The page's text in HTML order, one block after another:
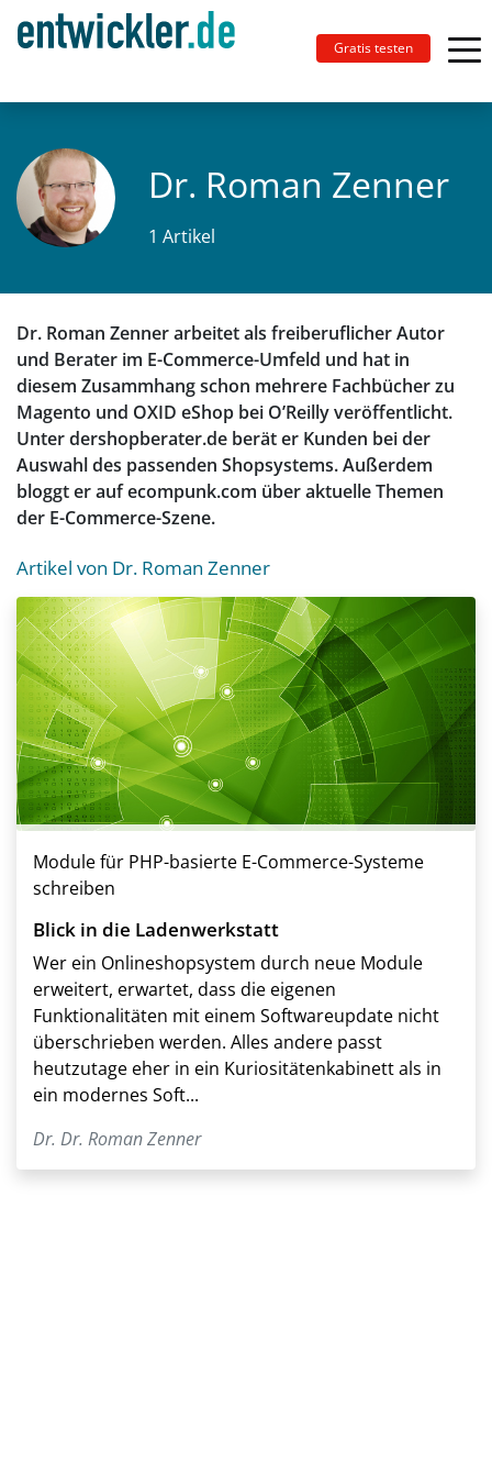
Gratis testen
Dr. Roman Zenner
1 Artikel
Dr. Roman Zenner arbeitet als freiberuflicher Autor
und Berater im E-Commerce-Umfeld und hat in
diesem Zusammhang schon mehrere Fachbücher zu
Magento und OXID eShop bei O’Reilly veröffentlicht.
Unter dershopberater.de berät er Kunden bei der
Auswahl des passenden Shopsystems. Außerdem
bloggt er auf ecompunk.com über aktuelle Themen
der E-Commerce-Szene.
Artikel von Dr. Roman Zenner
Module für PHP-basierte E-Commerce-Systeme
schreiben
Blick in die Ladenwerkstatt
Wer ein Onlineshopsystem durch neue Module
erweitert, erwartet, dass die eigenen
Funktionalitäten mit einem Softwareupdate nicht
überschrieben werden. Alles andere passt
heutzutage eher in ein Kuriositätenkabinett als in
ein modernes Soft...
Dr. Dr. Roman Zenner